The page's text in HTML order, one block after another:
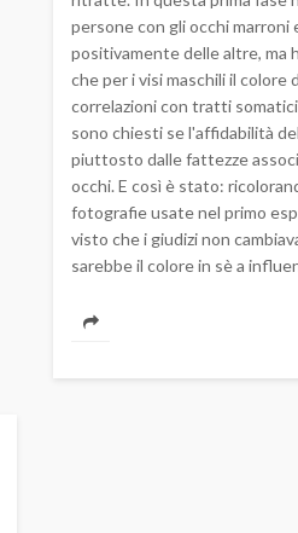
persone con gli occhi marroni
positivamente delle altre, ma
che per i visi maschili il colore
correlazioni con tratti
sono chiesti se l'affidabilità
piuttosto dalle fattezze
occhi. E così è stato:
fotografie usate nel primo
visto che i giudizi non
sarebbe il colore in sè a